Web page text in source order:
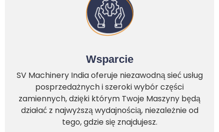
Wsparcie
SV Machinery India oferuje niezawodną sieć usług
posprzedażnych i szeroki wybór części
zamiennych, dzięki którym Twoje Maszyny będą
działać z najwyższą wydajnością, niezależnie od
tego, gdzie się znajdujesz.